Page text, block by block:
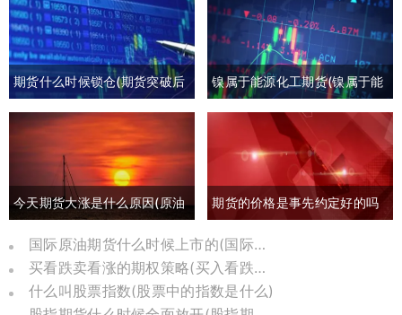
期货什么时候锁仓(期货突破后
回撤)
镍属于能源化工期货(镍属于能
源化工期货板块吗)
今天期货大涨是什么原因(原油
期货大涨是什么原因)
期货的价格是事先约定好的吗
(期货约定价格吗)
国际原油期货什么时候上市的(国际原油期货怎么了)
买看跌卖看涨的期权策略(买入看跌卖出看涨期权)
什么叫股票指数(股票中的指数是什么)